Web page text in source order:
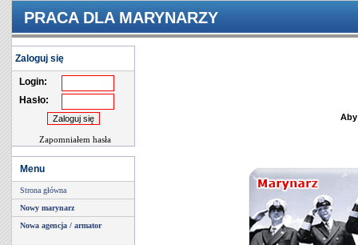
PRACA DLA MARYNARZY
Zaloguj się
Login:
Hasło:
Zapomniałem hasła
Menu
Strona główna
Nowy marynarz
Nowa agencja / armator